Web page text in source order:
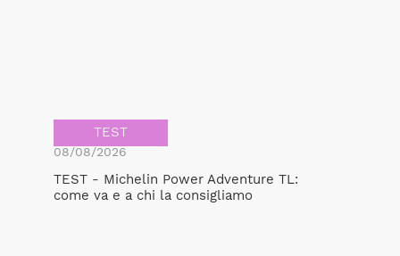
TEST
08/08/2026
TEST - Michelin Power Adventure TL:
come va e a chi la consigliamo